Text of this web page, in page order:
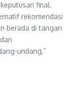
final.
rekomendasi
berada di tangan
undang,”